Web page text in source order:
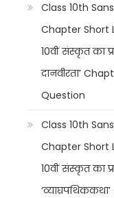
Class 10th
Chapter Short
10वीं संस्कृत का
दानवीरता’
Question
Class 10th
Chapter Short
10वीं संस्कृत का